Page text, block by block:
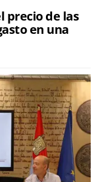
precio de las
en una